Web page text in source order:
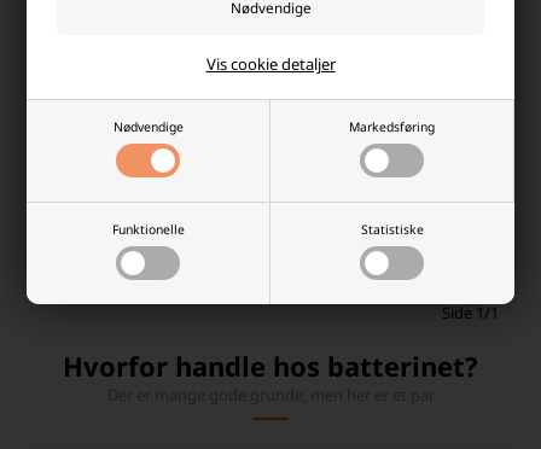
Nødvendige Markedsføring
Funktionelle Statistiske
Vis cookie detaljer
Laveste stykpris: 26,50 DKK
+
LED Multifarvet
Laveste stykpris: 49,00 DKK
+
Side 1/1
Hvorfor handle hos batterinet?